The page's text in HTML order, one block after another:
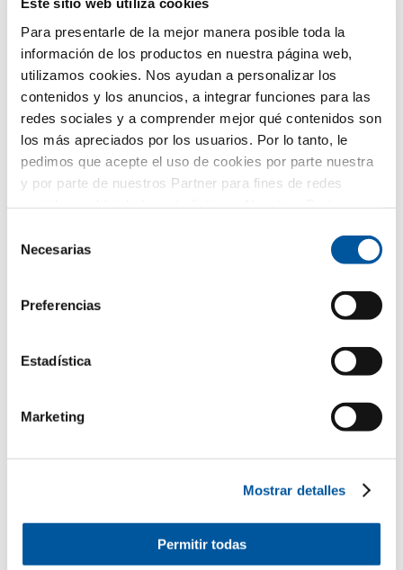
Para presentarle de la mejor manera posible toda la
información de los productos en nuestra página web,
utilizamos cookies. Nos ayudan a personalizar los
contenidos y los anuncios, a integrar funciones para las
redes sociales y a comprender mejor qué contenidos son
los más apreciados por los usuarios. Por lo tanto, le
pedimos que acepte el uso de cookies por parte nuestra
y por parte de nuestros Partner para fines de redes
proporcionados por usted o recogidos como parte de su
Necesarias
Preferencias
Estadística
Marketing
Mostrar detalles
Permitir todas
exclusivamente con ese fin. Todos los detalles del
tratamiento de datos se describen en estapolítica de
¿Qué tema le interesa especialmente?
Ventanas
Acristalamientos